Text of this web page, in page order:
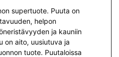
supertuote. Puuta on
helpon
ja kauniin
on aito, uusiutuva ja
tuote. Puutaloissa